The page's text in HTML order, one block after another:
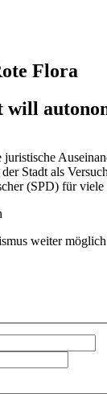
Flora
will
Stadt als
(SPD) für viele
weiter